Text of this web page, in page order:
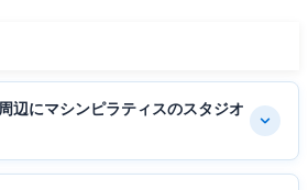
辺にマシンピラティスのスタジオ